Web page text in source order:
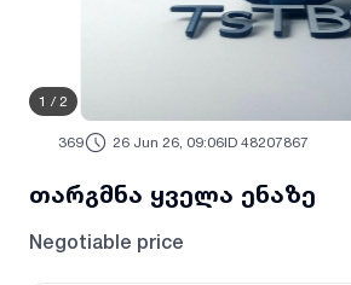
1 / 2
369 26 Jun 26, 09:06ID 48207867
თარგმნა ყველა ენაზე
Negotiable price